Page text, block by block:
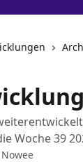
Woche 39